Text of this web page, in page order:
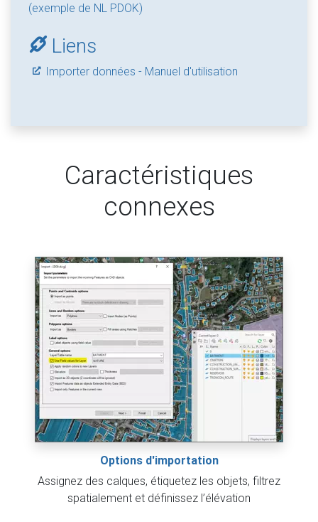
(exemple de NL PDOK)
Liens
Importer données - Manuel d'utilisation
Caractéristiques
connexes
Options d'importation
Assignez des calques, étiquetez les objets, filtrez
spatialement et définissez l’élévation